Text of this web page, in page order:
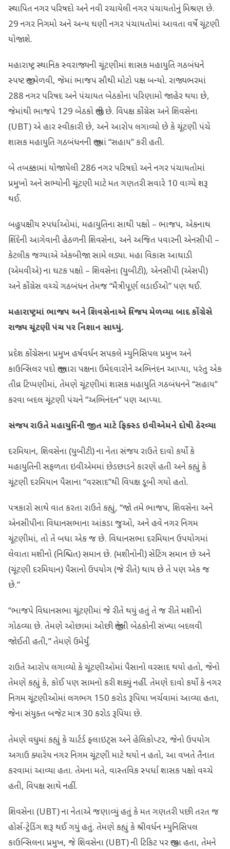
સ્થાપિત નગર પરિષદો અને નવી રચાયેલી નગર પંચાયતોનું મિશ્રણ છે.
29 નગર નિગમો અને અન્ય ઘણી નગર પંચાયતોમાં આવતા વર્ષે ચૂંટણી
યોજાશે.
મહારાષ્ટ્ર સ્થાનિક સ્વરાજ્યની ચૂંટણીમાં શાસક મહાયુતિ ગઠબંધને
સ્પષ્ટ જીત મેળવી, જેમાં ભાજપ સૌથી મોટો પક્ષ બન્યો. રાજ્યભરમાં
288 નગર પરિષદ અને પંચાયત બેઠકોના પરિણામો જાહેર થયા છે,
જેમાંથી ભાજપે 129 બેઠકો જીતી છે. વિપક્ષ કોંગ્રેસ અને શિવસેના
(UBT) એ હાર સ્વીકારી છે, અને આરોપ લગાવ્યો છે કે ચૂંટણી પંચે
શાસક મહાયુતિ ગઠબંધનની જીતમાં “સહાય” કરી હતી.
બે તબક્કામાં યોજાયેલી 286 નગર પરિષદો અને નગર પંચાયતોમાં
પ્રમુખો અને સભ્યોની ચૂંટણી માટે મત ગણતરી સવારે 10 વાગ્યે શરૂ
થઈ.
બહુપક્ષીય સ્પર્ધાઓમાં, મહાયુતિના સાથી પક્ષો – ભાજપ, એકનાથ
શિંદેની આગેવાની હેઠળની શિવસેના, અને અજિત પવારની એનસીપી –
કેટલીક જગ્યાએ એકબીજા સામે લડ્યા. મહા વિકાસ આઘાડી
(એમવીએ) ના ઘટક પક્ષો – શિવસેના (યુબીટી), એનસીપી (એસપી)
અને કોંગ્રેસ વચ્ચે ગઠબંધન તેમજ “મૈત્રીપૂર્ણ લડાઈઓ” પણ થઈ.
મહારાષ્ટ્રમાં ભાજપ અને શિવસેનાએ વિજય મેળવ્યા બાદ કોંગ્રેસે
રાજ્ય ચૂંટણી પંચ પર નિશાન સાધ્યું.
પ્રદેશ કોંગ્રેસના પ્રમુખ હર્ષવર્ધન સપકલે મ્યુનિસિપલ પ્રમુખ અને
કાઉન્સિલર પદો જીતનારા પક્ષના ઉમેદવારોને અભિનંદન આપ્યા, પરંતુ એક
તીવ્ર ટિપ્પણીમાં, તેમણે ચૂંટણીમાં શાસક મહાયુતિ ગઠબંધનને “સહાય”
કરવા બદલ ચૂંટણી પંચને “અભિનંદન” પણ આપ્યા.
સંજય રાઉતે મહાયુતિની જીત માટે ફિક્સ્ડ ઇવીએમને દોષી ઠેરવ્યા
દરમિયાન, શિવસેના (યુબીટી) ના નેતા સંજય રાઉતે દાવો કર્યો કે
મહાયુતિની સફળતા ઇવીએમમાં ​​છેડછાડને કારણે હતી અને કહ્યું કે
ચૂંટણી દરમિયાન પૈસાના “વરસાદ”થી વિપક્ષ ડૂબી ગયો હતો.
પત્રકારો સાથે વાત કરતા રાઉતે કહ્યું, “જો તમે ભાજપ, શિવસેના અને
એનસીપીના વિધાનસભાના આંકડા જુઓ, અને હવે નગર નિગમ
ચૂંટણીમાં, તો તે બધા એક જ છે. વિધાનસભા દરમિયાન ઉપયોગમાં
લેવાતા મશીનો (નિશ્ચિત) સમાન છે. (મશીનોની) સેટિંગ સમાન છે અને
(ચૂંટણી દરમિયાન) પૈસાનો ઉપયોગ (જે રીતે) થાય છે તે પણ એક જ
છે.”
“ભાજપે વિધાનસભા ચૂંટણીમાં જે રીતે થયું હતું તે જ રીતે મશીનો
ગોઠવ્યા છે. તેમણે ઓછામાં ઓછી જીતેલી બેઠકોની સંખ્યા બદલવી
જોઈતી હતી,” તેમણે ઉમેર્યું.
રાઉતે આરોપ લગાવ્યો કે ચૂંટણીઓમાં પૈસાનો વરસાદ થયો હતો, જેનો
તેમણે કહ્યું કે, કોઈ પણ સામનો કરી શક્યું નહીં. તેમણે દાવો કર્યો કે નગર
નિગમ ચૂંટણીઓમાં લગભગ 150 કરોડ રૂપિયા ખર્ચવામાં આવ્યા હતા,
જેના સંયુક્ત બજેટ માત્ર 30 કરોડ રૂપિયા છે.
તેમણે વધુમાં કહ્યું કે ચાર્ટર્ડ ફ્લાઇટ્સ અને હેલિકોપ્ટર, જેનો ઉપયોગ
અગાઉ ક્યારેય નગર નિગમ ચૂંટણી માટે થયો ન હતો, આ વખતે તૈનાત
કરવામાં આવ્યા હતા. તેમના મતે, વાસ્તવિક સ્પર્ધા શાસક પક્ષો વચ્ચે
હતી, વિપક્ષ સાથે નહીં.
શિવસેના (UBT) ના નેતાએ જણાવ્યું હતું કે મત ગણતરી પછી તરત જ
હોર્સ-ટ્રેડિંગ શરૂ થઈ ગયું હતું. તેમણે કહ્યું કે શ્રીવર્ધન મ્યુનિસિપલ
કાઉન્સિલના પ્રમુખ, જે શિવસેના (UBT) ની ટિકિટ પર જીત્યા હતા, તેમને